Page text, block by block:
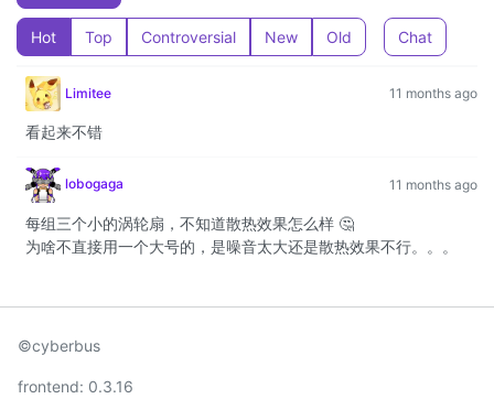
Hot Top Controversial New Old Chat
Limitee 11 months ago
看起来不错
lobogaga 11 months ago
每组三个小的涡轮扇，不知道散热效果怎么样 🤔
为啥不直接用一个大号的，是噪音太大还是散热效果不行。。。
©cyberbus
frontend: 0.3.16